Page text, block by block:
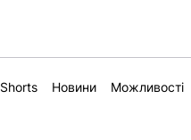
Новини Можливості